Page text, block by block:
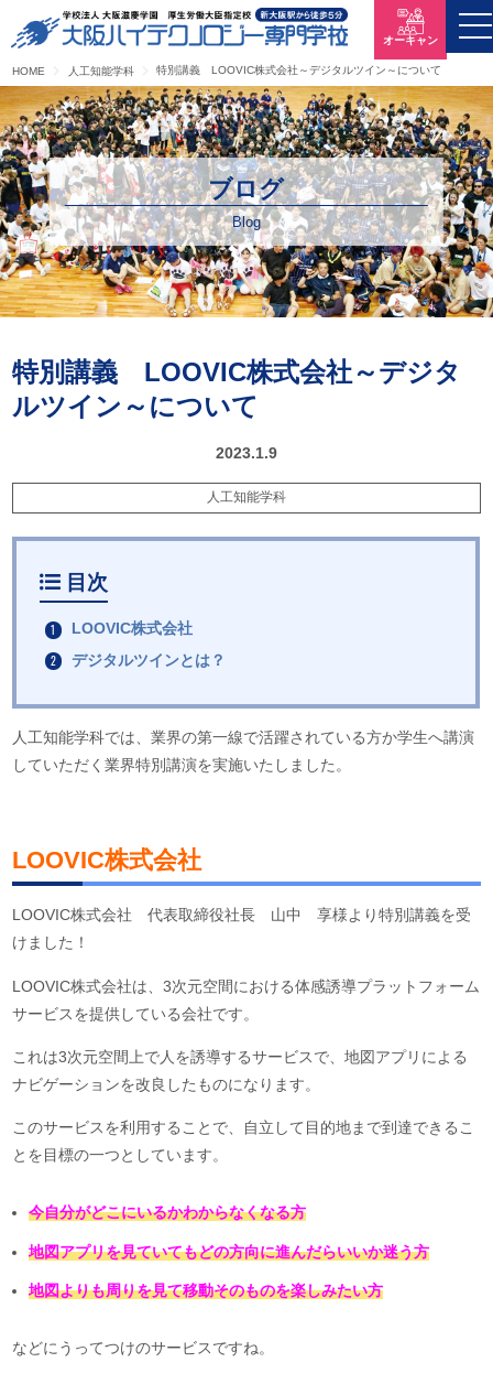
HOME 人工知能学科 特別講義 LOOVIC株式会社～デジタルツイン～について
オーキャン
ブログ
Blog
特別講義 LOOVIC株式会社～デジタ
ルツイン～について
2023.1.9
人工知能学科
目次
LOOVIC株式会社
デジタルツインとは？
人工知能学科では、業界の第一線で活躍されている方か学生へ講演
していただく業界特別講演を実施いたしました。
LOOVIC株式会社
LOOVIC株式会社 代表取締役社長 山中 享様より特別講義を受
けました！
LOOVIC株式会社は、3次元空間における体感誘導プラットフォーム
サービスを提供している会社です。
これは3次元空間上で人を誘導するサービスで、地図アプリによる
ナビゲーションを改良したものになります。
このサービスを利用することで、自立して目的地まで到達できるこ
とを目標の一つとしています。
今自分がどこにいるかわからなくなる方
地図アプリを見ていてもどの方向に進んだらいいか迷う方
地図よりも周りを見て移動そのものを楽しみたい方
などにうってつけのサービスですね。